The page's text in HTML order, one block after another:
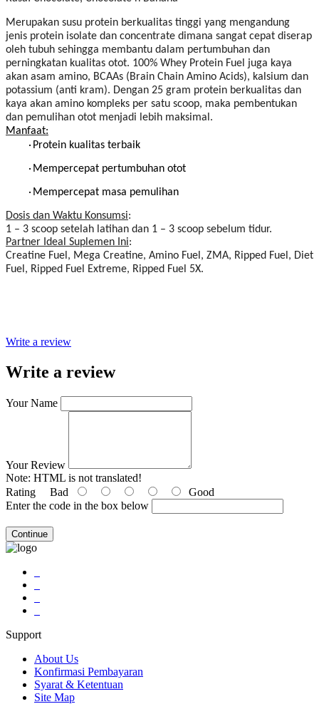
Merupakan susu protein berkualitas tinggi yang mengandung
jenis protein isolate dan concentrate dimana sangat cepat diserap
oleh tubuh sehingga membantu dalam pertumbuhan dan
perningkatan kualitas otot. 100% Whey Protein Fuel juga kaya
akan asam amino, BCAAs (Brain Chain Amino Acids), kalsium dan
potassium (anti kram). Dengan 25 gram protein berkualitas dan
kaya akan amino kompleks per satu scoop, maka pembentukan
dan pemulihan otot menjadi lebih maksimal.
Manfaat:
· Protein kualitas terbaik
· Mempercepat pertumbuhan otot
· Mempercepat masa pemulihan
Dosis dan Waktu Konsumsi:
1 – 3 scoop setelah latihan dan 1 – 3 scoop sebelum tidur.
Partner Ideal Suplemen Ini:
Creatine Fuel, Mega Creatine, Amino Fuel, ZMA, Ripped Fuel, Diet
Fuel, Ripped Fuel Extreme, Ripped Fuel 5X.
Write a review
Write a review
Your Name
Your Review
Note: HTML is not translated!
Rating Bad
Good
Enter the code in the box below
Continue
Support
About Us
Konfirmasi Pembayaran
Syarat & Ketentuan
Site Map